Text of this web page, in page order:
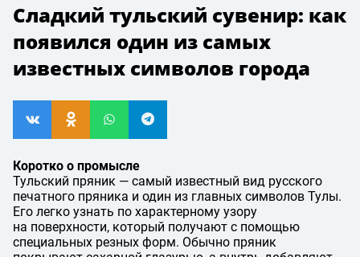
Сладкий тульский сувенир: как
появился один из самых
известных символов города
Коротко о промысле
Тульский пряник — самый известный вид русского
печатного пряника и один из главных символов Тулы.
Его легко узнать по характерному узору
на поверхности, который получают с помощью
специальных резных форм. Обычно пряник